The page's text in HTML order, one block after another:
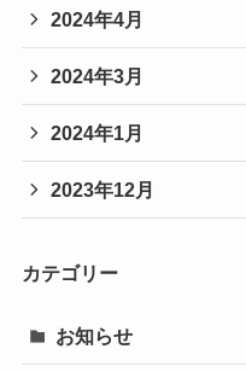
2024年4月
2024年3月
2024年1月
2023年12月
カテゴリー
お知らせ